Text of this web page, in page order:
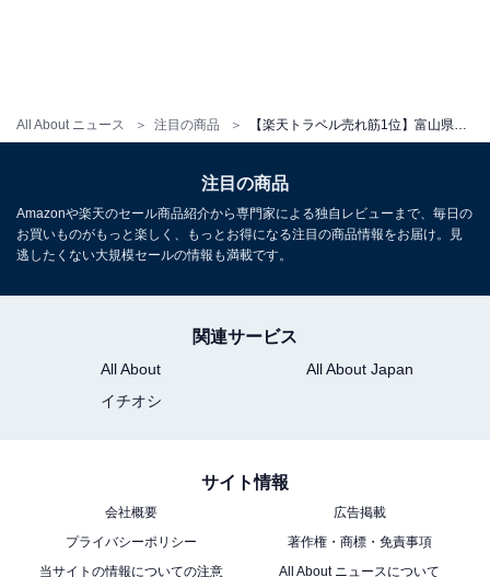
All About ニュース 注目の商品
注目の商品
Amazonや楽天のセール商品紹介から専門家による独自レビューまで、毎日の
お買いものがもっと楽しく、もっとお得になる注目の商品情報をお届け。見
逃したくない大規模セールの情報も満載です。
関連サービス
All About
All About Japan
イチオシ
サイト情報
会社概要
広告掲載
プライバシーポリシー
著作権・商標・免責事項
当サイトの情報についての注意
All About ニュースについて